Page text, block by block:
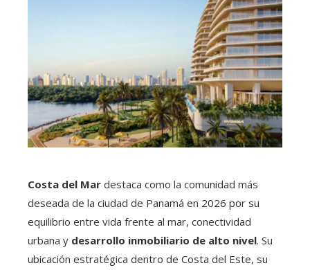
Costa del Mar destaca como la comunidad más
deseada de la ciudad de Panamá en 2026 por su
equilibrio entre vida frente al mar, conectividad
urbana y desarrollo inmobiliario de alto nivel. Su
ubicación estratégica dentro de Costa del Este, su